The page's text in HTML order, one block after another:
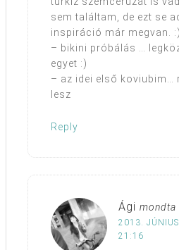
sem találtam, de ezt se
inspiráció már megvan. :)
– bikini próbálás …
egyet :)
– az idei első koviubim…
lesz
Reply
Ági mondta
2013.
21:16